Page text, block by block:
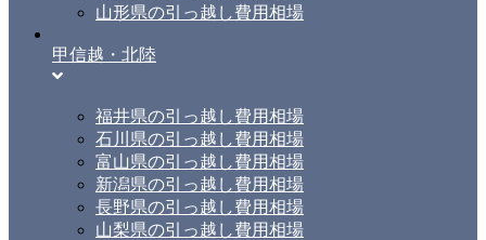
山形県の引っ越し費用相場
甲信越・北陸
福井県の引っ越し費用相場
石川県の引っ越し費用相場
富山県の引っ越し費用相場
新潟県の引っ越し費用相場
長野県の引っ越し費用相場
山梨県の引っ越し費用相場